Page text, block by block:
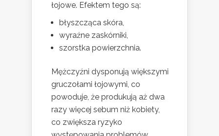
łojowe. Efektem tego są:
błyszcząca skóra,
wyraźne zaskórniki,
szorstka powierzchnia.
Mężczyźni dysponują większymi
gruczołami łojowymi, co
powoduje, że produkują aż dwa
razy więcej sebum niż kobiety,
co zwiększa ryzyko